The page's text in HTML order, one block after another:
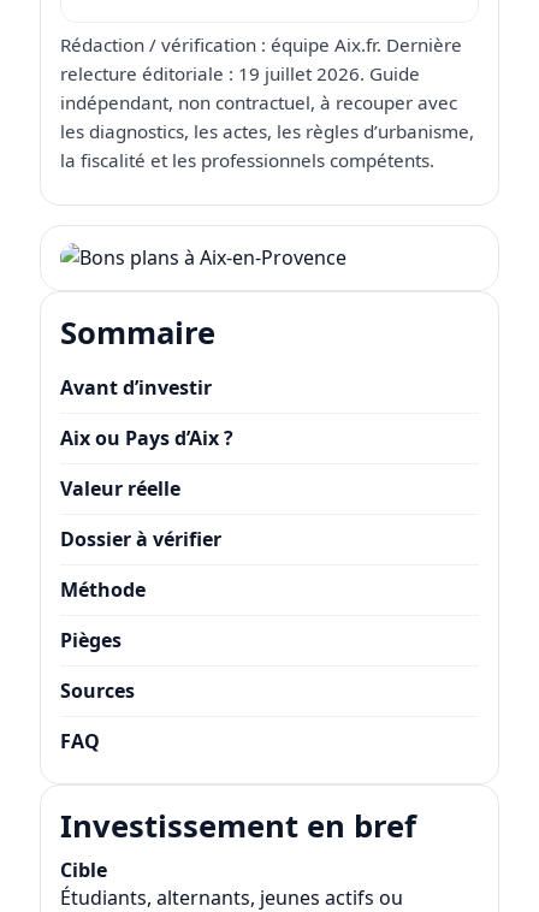
Rédaction / vérification : équipe Aix.fr. Dernière
relecture éditoriale : 19 juillet 2026. Guide
indépendant, non contractuel, à recouper avec
les diagnostics, les actes, les règles d’urbanisme,
la fiscalité et les professionnels compétents.
Sommaire
Avant d’investir
Aix ou Pays d’Aix ?
Valeur réelle
Dossier à vérifier
Méthode
Pièges
Sources
FAQ
Investissement en bref
Cible
Étudiants, alternants, jeunes actifs ou